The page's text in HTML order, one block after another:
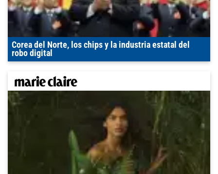
Corea del Norte, los chips y la industria estatal del
robo digital